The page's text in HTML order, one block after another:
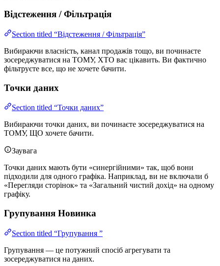
Відстеження / Фільтрація
Section titled “Відстеження / Фільтрація”
Вибираючи власність, канал продажів тощо, ви починаєте
зосереджуватися на ТОМУ, ХТО вас цікавить. Ви фактично
фільтруєте все, що не хочете бачити.
Точки даних
Section titled “Точки даних”
Вибираючи точки даних, ви починаєте зосереджуватися на
ТОМУ, ЩО хочете бачити.
Заувага
Точки даних мають бути «синергійними» так, щоб вони
підходили для одного графіка. Наприклад, ви не включали б
«Перегляди сторінок» та «Загальний чистий дохід» на одному
графіку.
Групування Новинка
Section titled “Групування ”
Групування — це потужний спосіб агрегувати та
зосереджуватися на даних.